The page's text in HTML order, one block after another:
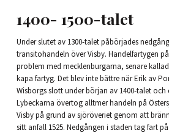
1400- 1500-talet
Under slutet av 1300-talet påbörjades
transitohandeln över Visby. Handelfartygen
problem med mecklenburgarna, senare
kapa fartyg. Det blev inte bättre när Erik av
Wisborgs slott under början av 1400-talet
Lybeckarna övertog alltmer handeln på
Visby på grund av sjöröveriet genom att
sitt anfall 1525. Nedgången i staden tag fart